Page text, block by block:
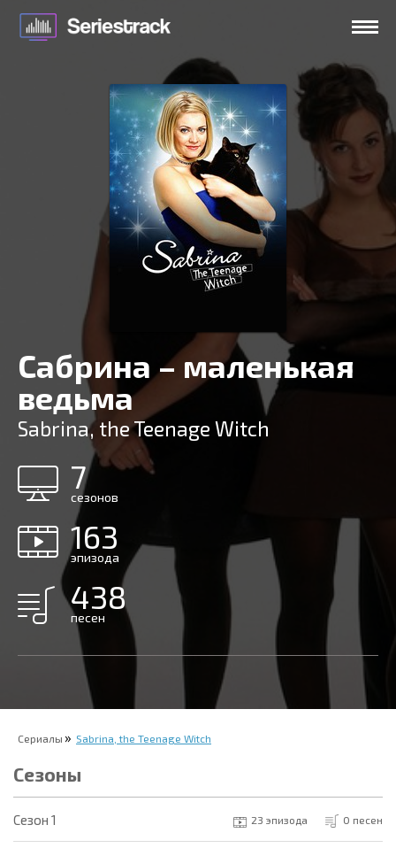
Сабрина – маленькая
ведьма
Sabrina, the Teenage Witch
7
сезонов
163
эпизода
438
песен
Сериалы Sabrina, the Teenage Witch
Сезоны
Cезон 1 23 эпизода 0 песен